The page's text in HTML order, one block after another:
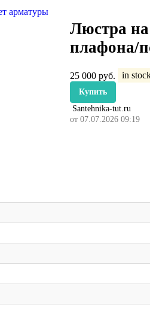
Люстра
плафона/
25 000 руб. in
Купить
Santehnika-tut.ru
от 07.07.2026 09:19